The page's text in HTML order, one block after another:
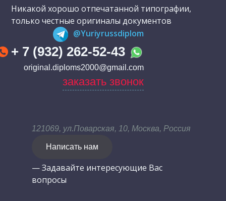
Никакой хорошо отпечатанной типографии,
только честные оригиналы документов
@Yuriyrussdiplom
+ 7 (932) 262-52-43
original.diploms2000@gmail.com
заказать звонок
121069, ул.Поварская, 10, Москва, Россия
Написать нам
— Задавайте интересующие Вас
вопросы